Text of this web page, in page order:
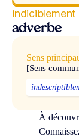
indiciblement
adverbe
Sens
[Sens
À